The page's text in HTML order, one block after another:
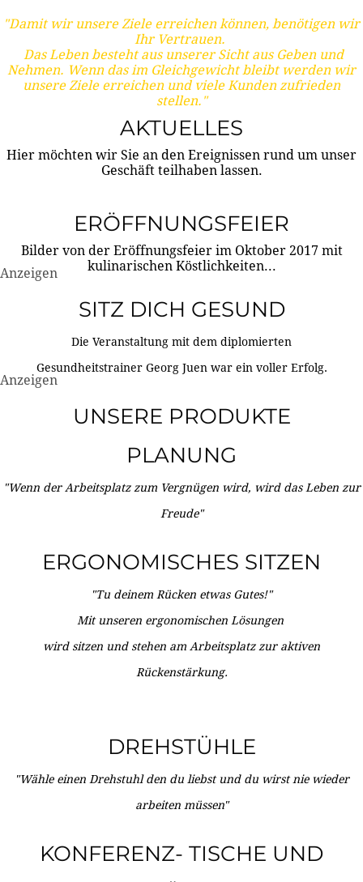
"Damit wir unsere Ziele erreichen können, benötigen wir
Ihr Vertrauen.
Das Leben besteht aus unserer Sicht aus Geben und
Nehmen. Wenn das im Gleichgewicht bleibt werden wir
unsere Ziele erreichen und viele Kunden zufrieden
stellen."
AKTUELLES
Hier möchten wir Sie an den Ereignissen rund um unser
Geschäft teilhaben lassen.
ERÖFFNUNGSFEIER
Bilder von der Eröffnungsfeier im Oktober 2017 mit
kulinarischen Köstlichkeiten...
Anzeigen
SITZ DICH GESUND
Die Veranstaltung mit dem diplomierten
Gesundheitstrainer Georg Juen war ein voller Erfolg.
Anzeigen
UNSERE PRODUKTE
PLANUNG
"Wenn der Arbeitsplatz zum Vergnügen wird, wird das Leben zur
Freude"
ERGONOMISCHES SITZEN
"Tu deinem Rücken etwas Gutes!"
Mit unseren ergonomischen Lösungen
wird sitzen und stehen am Arbeitsplatz zur aktiven
Rückenstärkung.
DREHSTÜHLE
"Wähle einen Drehstuhl den du liebst und du wirst nie wieder
arbeiten müssen"
KONFERENZ- TISCHE UND